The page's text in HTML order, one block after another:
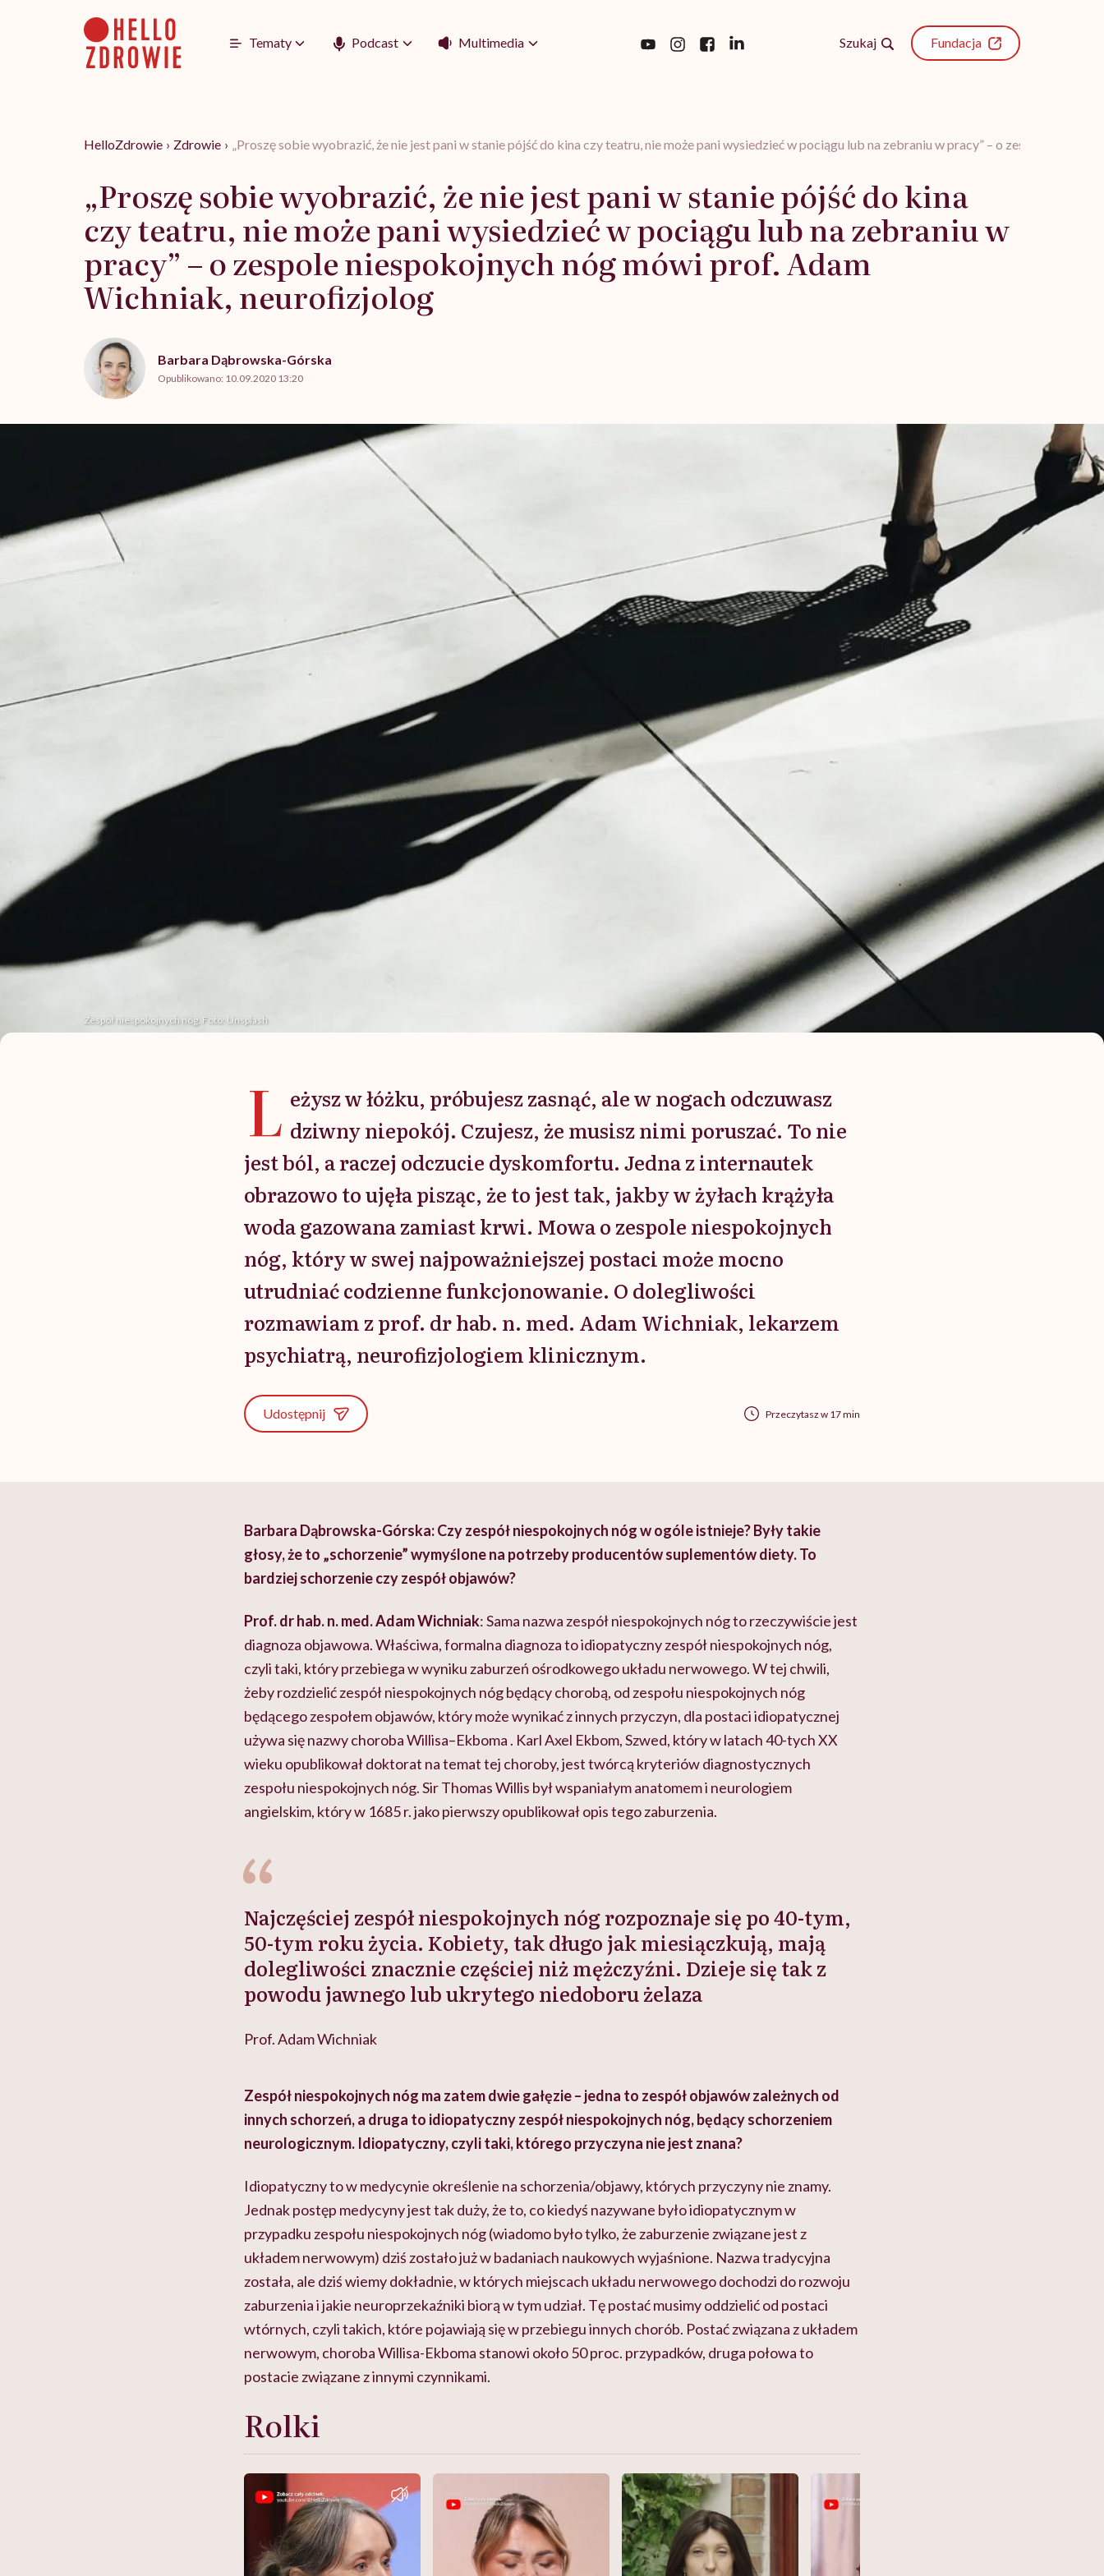
Tematy Podcast Multimedia Szukaj Fundacja
HelloZdrowie › Zdrowie › „Proszę sobie wyobrazić, że nie jest pani w stanie pójść do kina czy teatru, nie może pani wysiedzieć w pociągu lub na zebraniu w pracy” – o zespole
„Proszę sobie wyobrazić, że nie jest pani w stanie pójść do kina
czy teatru, nie może pani wysiedzieć w pociągu lub na zebraniu w
pracy” – o zespole niespokojnych nóg mówi prof. Adam
Wichniak, neurofizjolog
Barbara Dąbrowska-Górska
Opublikowano: 10.09.2020 13:20
Zespół niespokojnych nóg. Foto: Unsplash
L eżysz w łóżku, próbujesz zasnąć, ale w nogach odczuwasz
dziwny niepokój. Czujesz, że musisz nimi poruszać. To nie
jest ból, a raczej odczucie dyskomfortu. Jedna z internautek
obrazowo to ujęła pisząc, że to jest tak, jakby w żyłach krążyła
woda gazowana zamiast krwi. Mowa o zespole niespokojnych
nóg, który w swej najpoważniejszej postaci może mocno
utrudniać codzienne funkcjonowanie. O dolegliwości
rozmawiam z prof. dr hab. n. med. Adam Wichniak, lekarzem
psychiatrą, neurofizjologiem klinicznym.
Udostępnij Przeczytasz w 17 min
Barbara Dąbrowska-Górska: Czy zespół niespokojnych nóg w ogóle istnieje? Były takie
głosy, że to „schorzenie” wymyślone na potrzeby producentów suplementów diety. To
bardziej schorzenie czy zespół objawów?
Prof. dr hab. n. med. Adam Wichniak: Sama nazwa zespół niespokojnych nóg to rzeczywiście jest
diagnoza objawowa. Właściwa, formalna diagnoza to idiopatyczny zespół niespokojnych nóg,
czyli taki, który przebiega w wyniku zaburzeń ośrodkowego układu nerwowego. W tej chwili,
żeby rozdzielić zespół niespokojnych nóg będący chorobą, od zespołu niespokojnych nóg
będącego zespołem objawów, który może wynikać z innych przyczyn, dla postaci idiopatycznej
używa się nazwy choroba Willisa–Ekboma . Karl Axel Ekbom, Szwed, który w latach 40-tych XX
wieku opublikował doktorat na temat tej choroby, jest twórcą kryteriów diagnostycznych
zespołu niespokojnych nóg. Sir Thomas Willis był wspaniałym anatomem i neurologiem
angielskim, który w 1685 r. jako pierwszy opublikował opis tego zaburzenia.
Najczęściej zespół niespokojnych nóg rozpoznaje się po 40-tym,
50-tym roku życia. Kobiety, tak długo jak miesiączkują, mają
dolegliwości znacznie częściej niż mężczyźni. Dzieje się tak z
powodu jawnego lub ukrytego niedoboru żelaza
Prof. Adam Wichniak
Zespół niespokojnych nóg ma zatem dwie gałęzie – jedna to zespół objawów zależnych od
innych schorzeń, a druga to idiopatyczny zespół niespokojnych nóg, będący schorzeniem
neurologicznym. Idiopatyczny, czyli taki, którego przyczyna nie jest znana?
Idiopatyczny to w medycynie określenie na schorzenia/objawy, których przyczyny nie znamy.
Jednak postęp medycyny jest tak duży, że to, co kiedyś nazywane było idiopatycznym w
przypadku zespołu niespokojnych nóg (wiadomo było tylko, że zaburzenie związane jest z
układem nerwowym) dziś zostało już w badaniach naukowych wyjaśnione. Nazwa tradycyjna
została, ale dziś wiemy dokładnie, w których miejscach układu nerwowego dochodzi do rozwoju
zaburzenia i jakie neuroprzekaźniki biorą w tym udział. Tę postać musimy oddzielić od postaci
wtórnych, czyli takich, które pojawiają się w przebiegu innych chorób. Postać związana z układem
nerwowym, choroba Willisa-Ekboma stanowi około 50 proc. przypadków, druga połowa to
postacie związane z innymi czynnikami.
Rolki